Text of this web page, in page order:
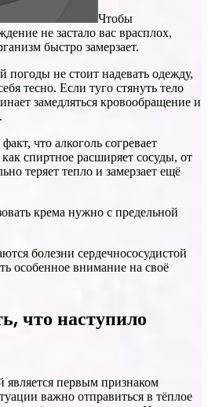
Чтобы
не застало вас врасплох,
быстро замерзает.
погоды не стоит надевать одежду,
тесно. Если туго стянуть тело
замедляться кровообращение и
что алкоголь согревает
спиртное расширяет сосуды, от
теряет тепло и замерзает ещё
крема нужно с предельной
болезни сердечнососудистой
особенное внимание на своё
что наступило
является первым признаком
важно отправиться в тёплое